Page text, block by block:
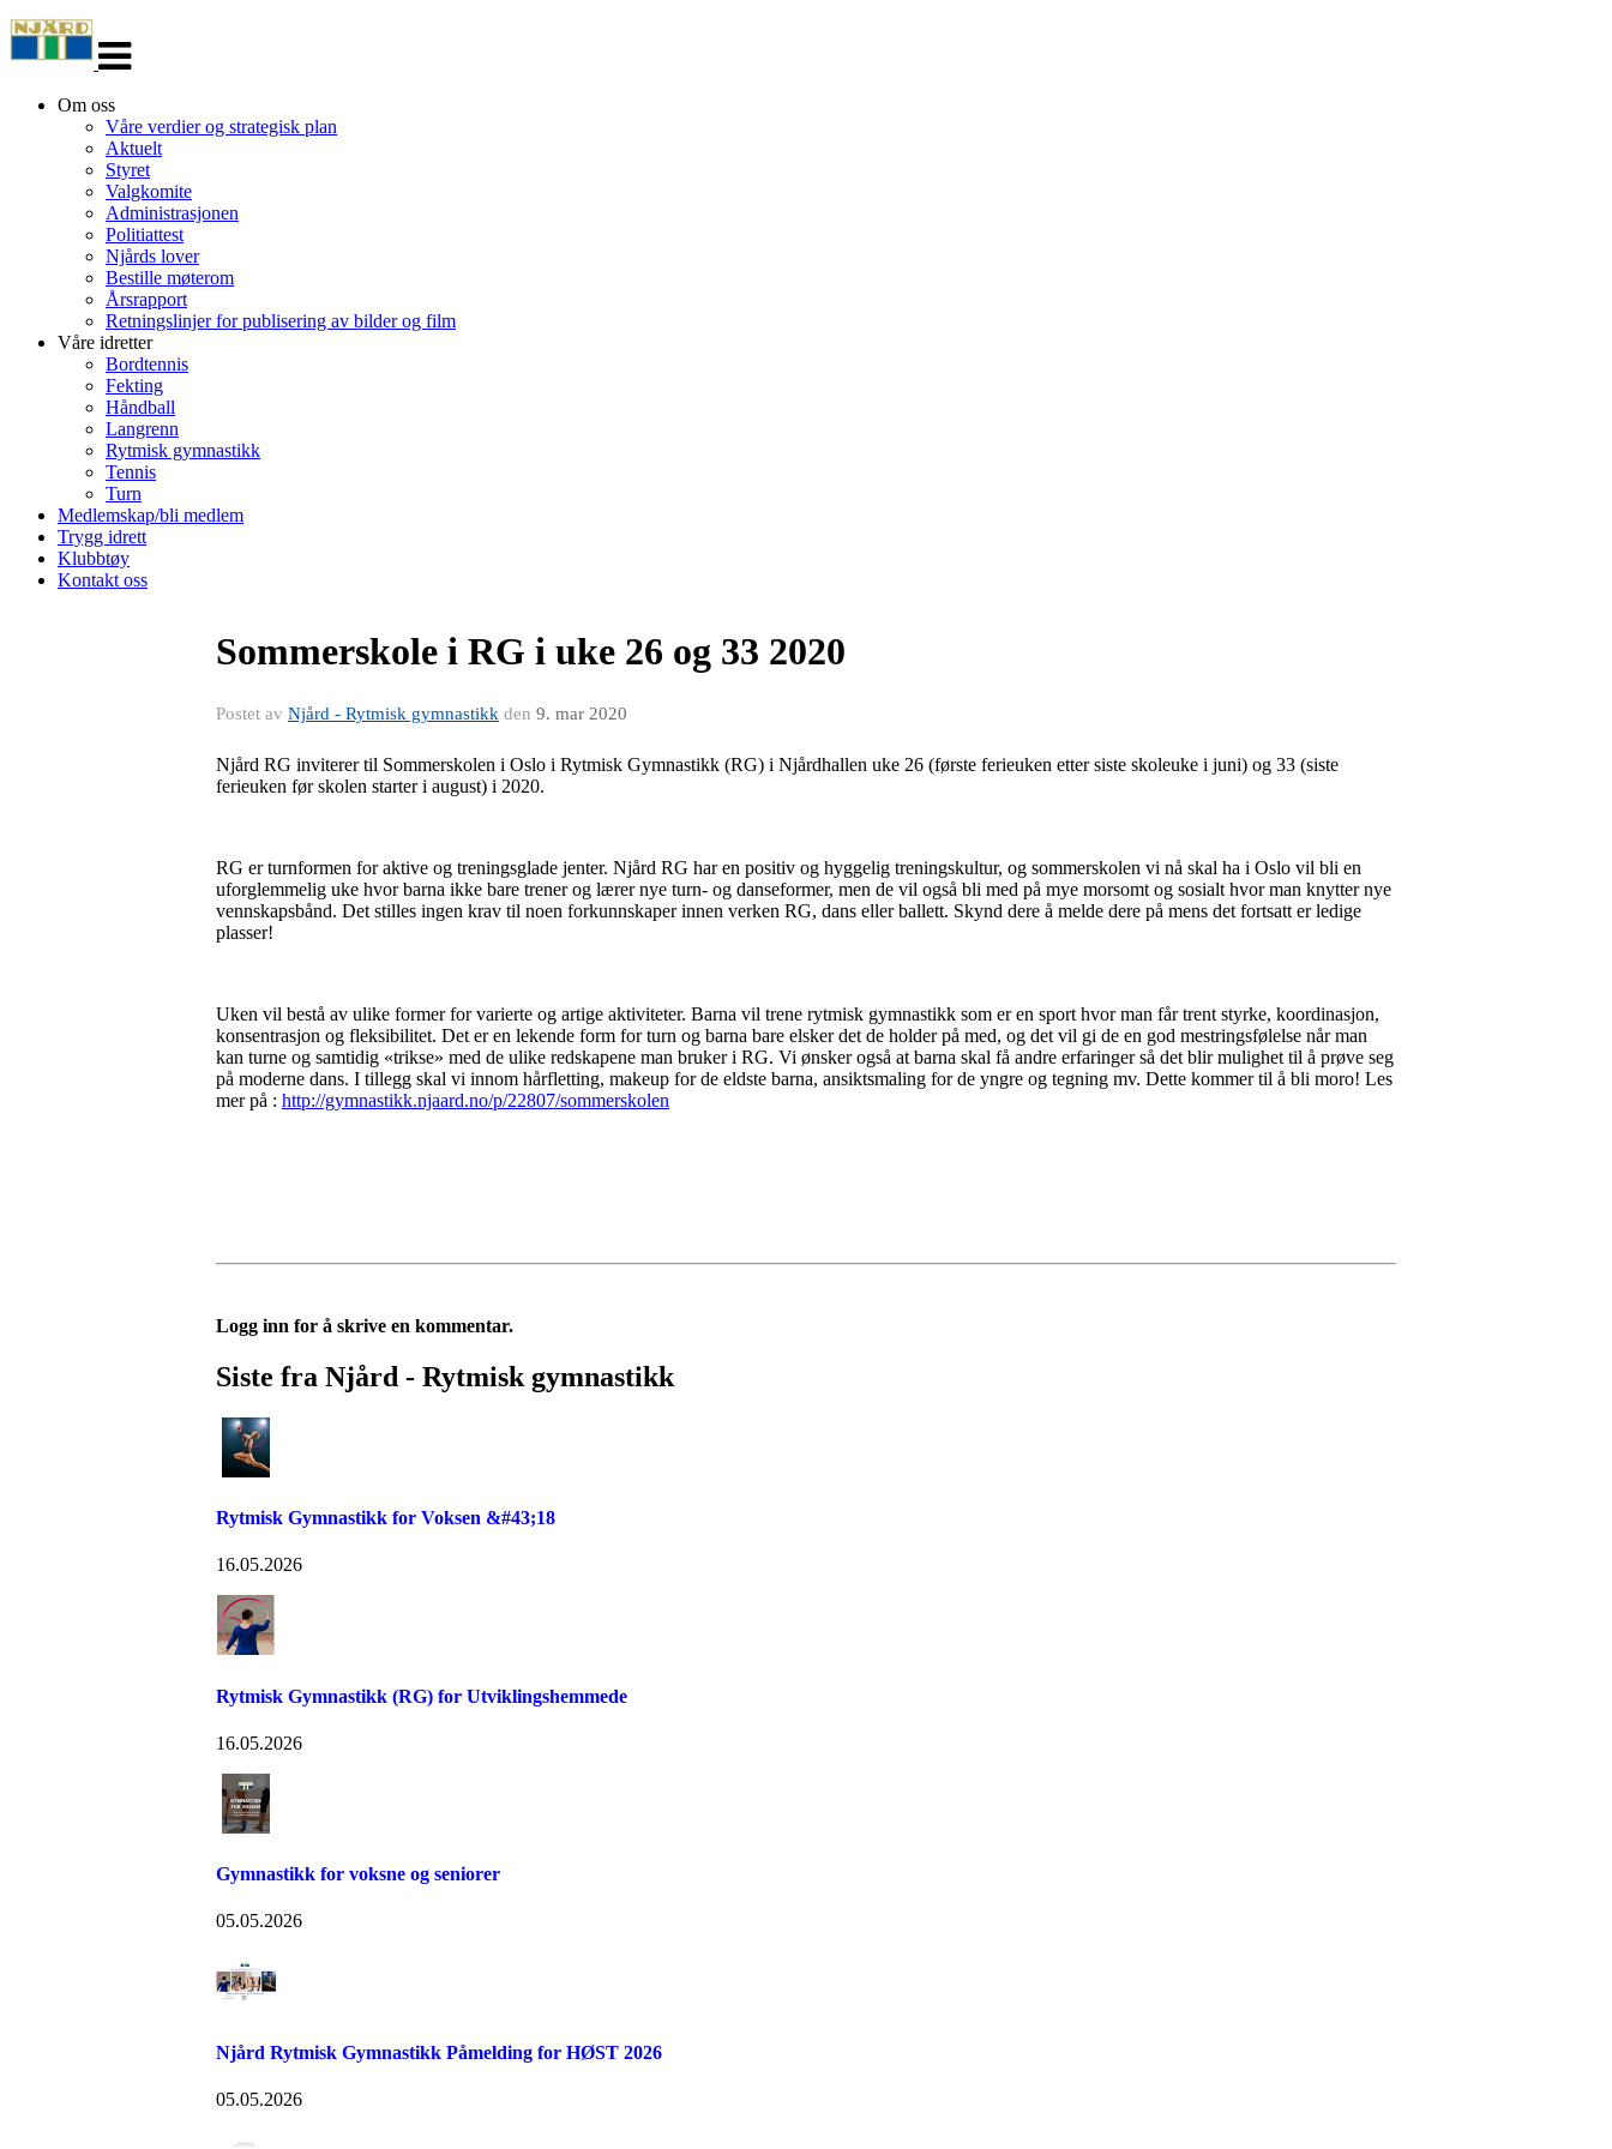
navigasjon
Om oss
Våre verdier og strategisk plan
Aktuelt
Styret
Valgkomite
Administrasjonen
Politiattest
Njårds lover
Bestille møterom
Årsrapport
Retningslinjer for publisering av bilder og film
Våre idretter
Bordtennis
Fekting
Håndball
Langrenn
Rytmisk gymnastikk
Tennis
Turn
Medlemskap/bli medlem
Trygg idrett
Klubbtøy
Kontakt oss
Sommerskole i RG i uke 26 og 33 2020
Postet av Njård - Rytmisk gymnastikk den 9. mar 2020
Njård RG inviterer til Sommerskolen i Oslo i Rytmisk Gymnastikk (RG) i Njårdhallen uke 26 (første ferieuken etter siste skoleuke i juni) og 33 (siste
ferieuken før skolen starter i august) i 2020.
RG er turnformen for aktive og treningsglade jenter. Njård RG har en positiv og hyggelig treningskultur, og sommerskolen vi nå skal ha i Oslo vil bli en
uforglemmelig uke hvor barna ikke bare trener og lærer nye turn- og danseformer, men de vil også bli med på mye morsomt og sosialt hvor man knytter nye
vennskapsbånd. Det stilles ingen krav til noen forkunnskaper innen verken RG, dans eller ballett. Skynd dere å melde dere på mens det fortsatt er ledige
plasser!
Uken vil bestå av ulike former for varierte og artige aktiviteter. Barna vil trene rytmisk gymnastikk som er en sport hvor man får trent styrke, koordinasjon,
konsentrasjon og fleksibilitet. Det er en lekende form for turn og barna bare elsker det de holder på med, og det vil gi de en god mestringsfølelse når man
kan turne og samtidig «trikse» med de ulike redskapene man bruker i RG. Vi ønsker også at barna skal få andre erfaringer så det blir mulighet til å prøve seg
på moderne dans. I tillegg skal vi innom hårfletting, makeup for de eldste barna, ansiktsmaling for de yngre og tegning mv. Dette kommer til å bli moro! Les
mer på : http://gymnastikk.njaard.no/p/22807/sommerskolen
Logg inn for å skrive en kommentar.
Siste fra Njård - Rytmisk gymnastikk
Rytmisk Gymnastikk for Voksen &#43;18
16.05.2026
Rytmisk Gymnastikk (RG) for Utviklingshemmede
16.05.2026
Gymnastikk for voksne og seniorer
05.05.2026
Njård Rytmisk Gymnastikk Påmelding for HØST 2026
05.05.2026